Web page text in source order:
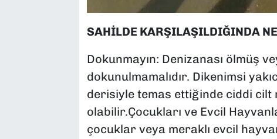
SAHİLDE KARŞILAŞILDIĞINDA
Dokunmayın: Denizanası ölmüş
dokunulmamalıdır. Dikenimsi
derisiyle temas ettiğinde ciddi cilt
olabilir.Çocukları ve Evcil
çocuklar veya meraklı evcil